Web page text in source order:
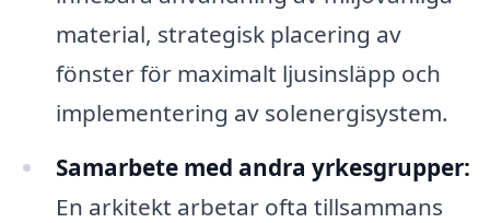
material, strategisk placering av
fönster för maximalt ljusinsläpp och
implementering av solenergisystem.
Samarbete med andra yrkesgrupper:
En arkitekt arbetar ofta tillsammans